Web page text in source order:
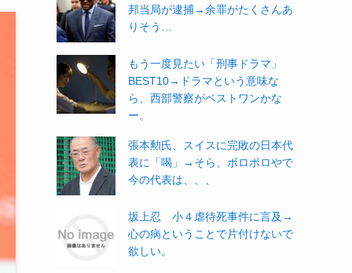
邦当局が逮捕→余罪がたくさんあ
りそう…
もう一度見たい「刑事ドラマ」
BEST10→ドラマという意味な
ら、西部警察がベストワンかな
ー。
張本勲氏、スイスに完敗の日本代
表に「喝」→そら、ボロボロやで
今の代表は、、、
坂上忍 小４虐待死事件に言及→
心の病ということで片付けないで
欲しい。